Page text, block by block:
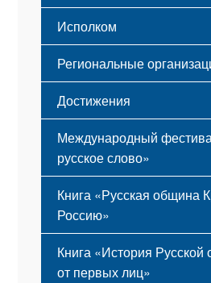
Исполком
Региональные
Достижения
Международный
русское слово»
Книга «Русская община
Россию»
Книга «История
от первых лиц»